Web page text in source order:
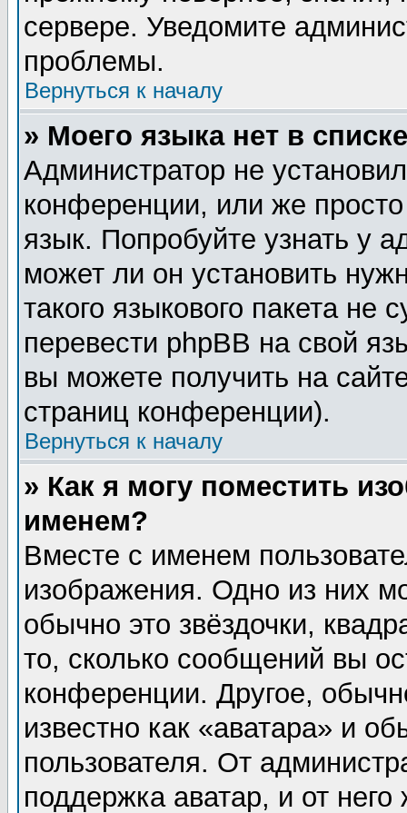
сервере. Уведомите
проблемы.
Вернуться к началу
» Моего языка нет в
Администратор не
конференции, или же
язык. Попробуйте узнать у
может ли он установить
такого языкового пакета не
перевести phpBB на свой
вы можете получить на
страниц конференции).
Вернуться к началу
» Как я могу поместить
именем?
Вместе с именем
изображения. Одно из них
обычно это звёздочки,
то, сколько сообщений вы
конференции. Другое,
известно как «аватара» и
пользователя. От
поддержка аватар, и от него